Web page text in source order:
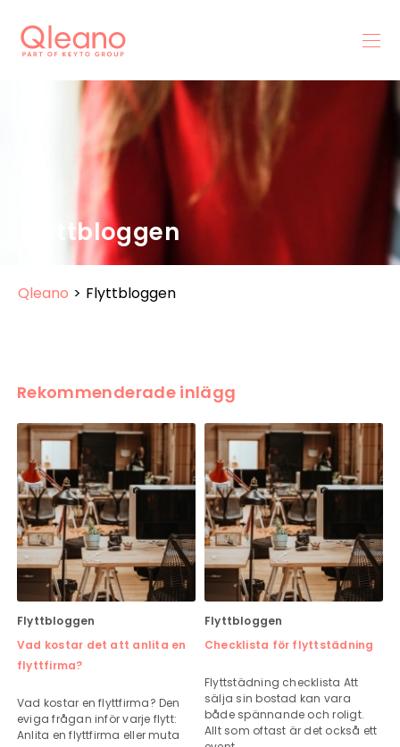
Flyttbloggen
Qleano > Flyttbloggen
Rekommenderade inlägg
Flyttbloggen
Vad kostar det att anlita en
flyttfirma?
Vad kostar en flyttfirma? Den
eviga frågan inför varje flytt:
Anlita en flyttfirma eller muta
Flyttbloggen
Checklista för flyttstädning
Flyttstädning checklista Att
sälja sin bostad kan vara
både spännande och roligt.
Allt som oftast är det också ett